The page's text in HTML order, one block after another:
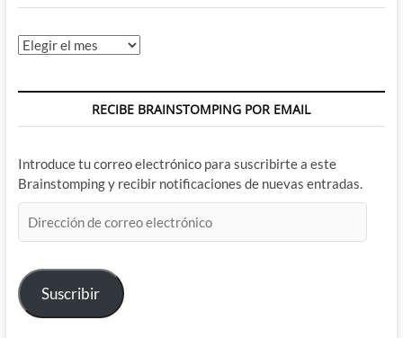
Archivos
RECIBE BRAINSTOMPING POR EMAIL
Introduce tu correo electrónico para suscribirte a este
Brainstomping y recibir notificaciones de nuevas entradas.
de
electrónico
Suscribir